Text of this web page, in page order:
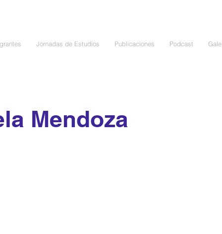
Jornadas de Estudios Publicaciones Podcast
Mendoza